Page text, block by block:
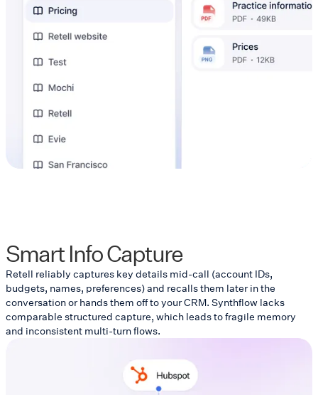
Smart Info Capture
Retell reliably captures key details mid-call (account IDs,
budgets, names, preferences) and recalls them later in the
conversation or hands them off to your CRM. Synthflow lacks
comparable structured capture, which leads to fragile memory
and inconsistent multi-turn flows.